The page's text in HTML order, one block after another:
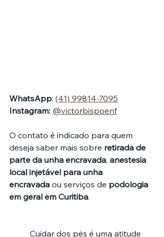
WhatsApp: (41) 99814-7095
Instagram: @victorbispoenf
O contato é indicado para quem
deseja saber mais sobre retirada de
parte da unha encravada, anestesia
local injetável para unha
encravada ou serviços de podologia
em geral em Curitiba.